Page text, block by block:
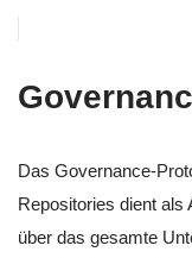
Das Governance-
Repositories dient als
über das gesamte